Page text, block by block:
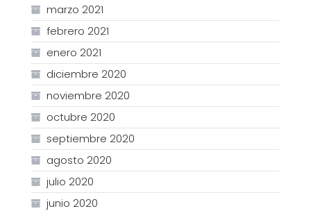
marzo 2021
febrero 2021
enero 2021
diciembre 2020
noviembre 2020
octubre 2020
septiembre 2020
agosto 2020
julio 2020
junio 2020